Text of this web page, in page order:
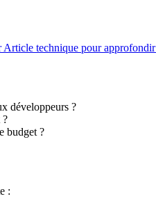
Article technique pour
développeurs ?
?
budget ?
: